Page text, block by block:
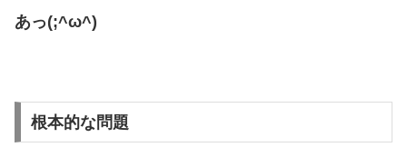
あっ(;^ω^)
根本的な問題